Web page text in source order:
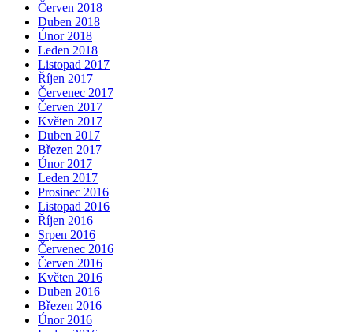
Červen 2018
Duben 2018
Únor 2018
Leden 2018
Listopad 2017
Říjen 2017
Červenec 2017
Červen 2017
Květen 2017
Duben 2017
Březen 2017
Únor 2017
Leden 2017
Prosinec 2016
Listopad 2016
Říjen 2016
Srpen 2016
Červenec 2016
Červen 2016
Květen 2016
Duben 2016
Březen 2016
Únor 2016